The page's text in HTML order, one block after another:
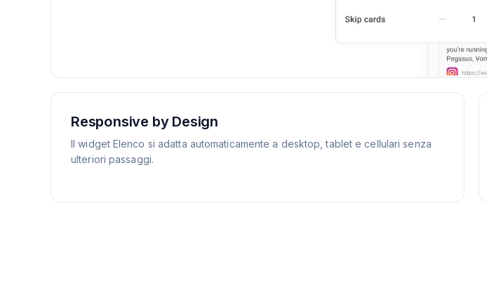
Responsive by Design
Il widget Elenco si adatta automaticamente a desktop, tablet e cellulari senza
ulteriori passaggi.